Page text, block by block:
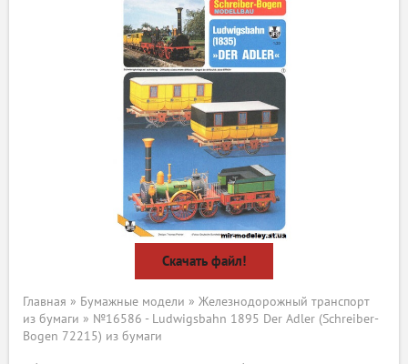
Скачать файл!
Главная » Бумажные модели » Железнодорожный транспорт
из бумаги » №16586 - Ludwigsbahn 1895 Der Adler (Schreiber-
Bogen 72215) из бумаги